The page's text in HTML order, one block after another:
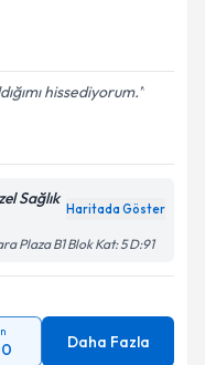
hissediyorum.
Sağlık
Haritada Göster
Plaza B1 Blok Kat: 5 D:91
Daha Fazla